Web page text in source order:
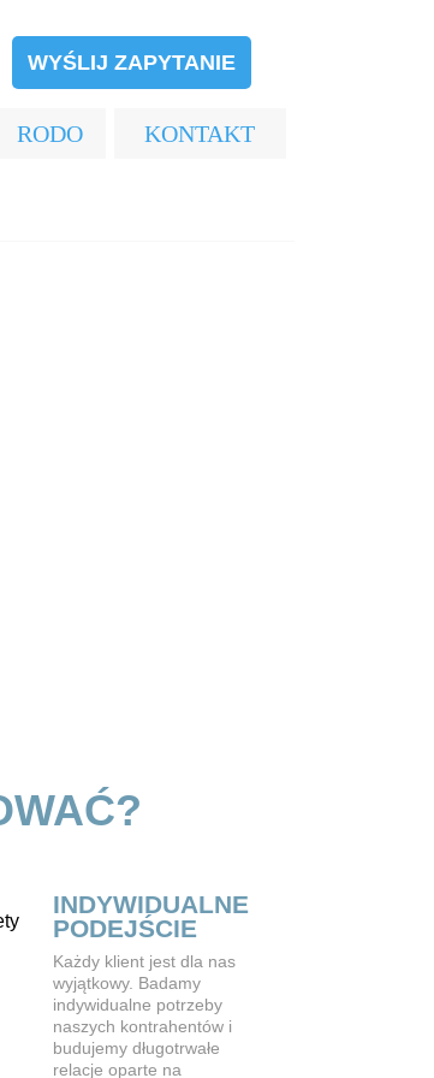
WYŚLIJ ZAPYTANIE
RODO KONTAKT
INDYWIDUALNE
PODEJŚCIE
Każdy klient jest dla nas
wyjątkowy. Badamy
indywidualne potrzeby
naszych kontrahentów i
budujemy długotrwałe
relacje oparte na